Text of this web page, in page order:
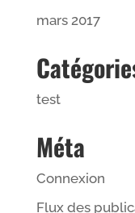
mars 2017
test
Méta
Connexion
Flux des